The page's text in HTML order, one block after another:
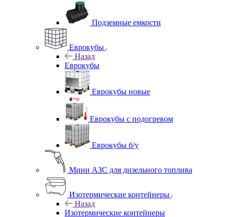
Подземные емкости
Еврокубы
Назад
Еврокубы
Еврокубы новые
Еврокубы с подогревом
Еврокубы б/у
Мини АЗС для дизельного топлива
Изотермические контейнеры
Назад
Изотермические контейнеры